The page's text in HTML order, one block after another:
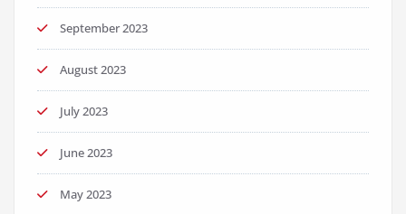
September 2023
August 2023
July 2023
June 2023
May 2023